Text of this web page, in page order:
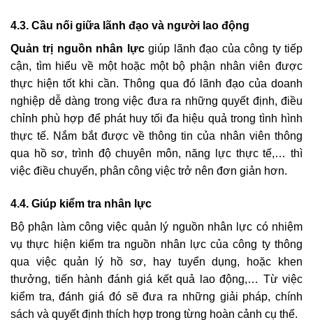
4.3. Cầu nối giữa lãnh đạo và người lao động
Quản trị nguồn nhân lựcgiúp lãnh đạo của công ty tiếp
cận, tìm hiểu về một hoặc một bộ phận nhân viên được
thực hiện tốt khi cần. Thông qua đó lãnh đạo của doanh
nghiệp dễ dàng trong việc đưa ra những quyết định, điều
chỉnh phù hợp để phát huy tối đa hiệu quả trong tình hình
thực tế. Nắm bắt được về thông tin của nhân viên thông
qua hồ sơ, trình độ chuyên môn, năng lực thực tế,… thì
việc điều chuyển, phân công việc trở nên đơn giản hơn.
4.4. Giúp kiểm tra nhân lực
Bộ phận làm công việc quản lý nguồn nhân lực có nhiệm
vụ thực hiện kiểm tra nguồn nhân lực của công ty thông
qua việc quản lý hồ sơ, hay tuyển dụng, hoặc khen
thưởng, tiến hành đánh giá kết quả lao động,… Từ việc
kiểm tra, đánh giá đó sẽ đưa ra những giải pháp, chính
sách và quyết định thích hợp trong từng hoàn cảnh cụ thể.